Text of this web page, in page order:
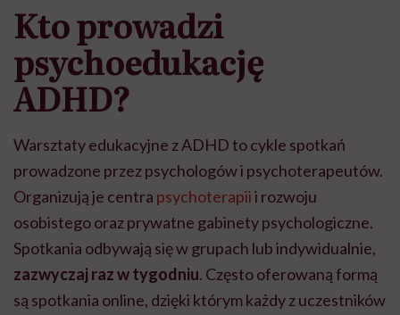
może chyba tylko
głupota i brak
wyobraźni"
pracy
Kto prowadzi
psychoedukację
ADHD?
Warsztaty edukacyjne z ADHD to cykle spotkań
prowadzone przez psychologów i psychoterapeutów.
Organizują je centra psychoterapiii rozwoju
osobistego oraz prywatne gabinety psychologiczne.
Spotkania odbywają się w grupach lub indywidualnie,
zazwyczaj raz w tygodniu. Często oferowaną formą
są spotkania online, dzięki którym każdy z uczestników